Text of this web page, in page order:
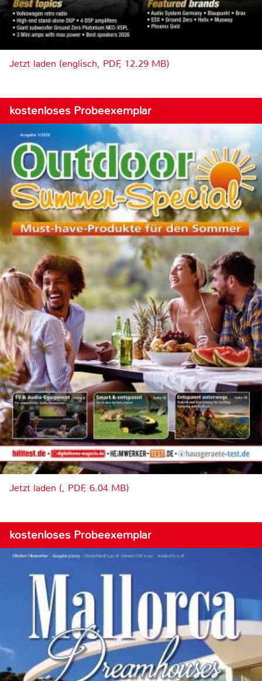
Jetzt laden (englisch, PDF, 12.29 MB)
kostenloses Probeexemplar
Jetzt laden (, PDF, 6.04 MB)
kostenloses Probeexemplar